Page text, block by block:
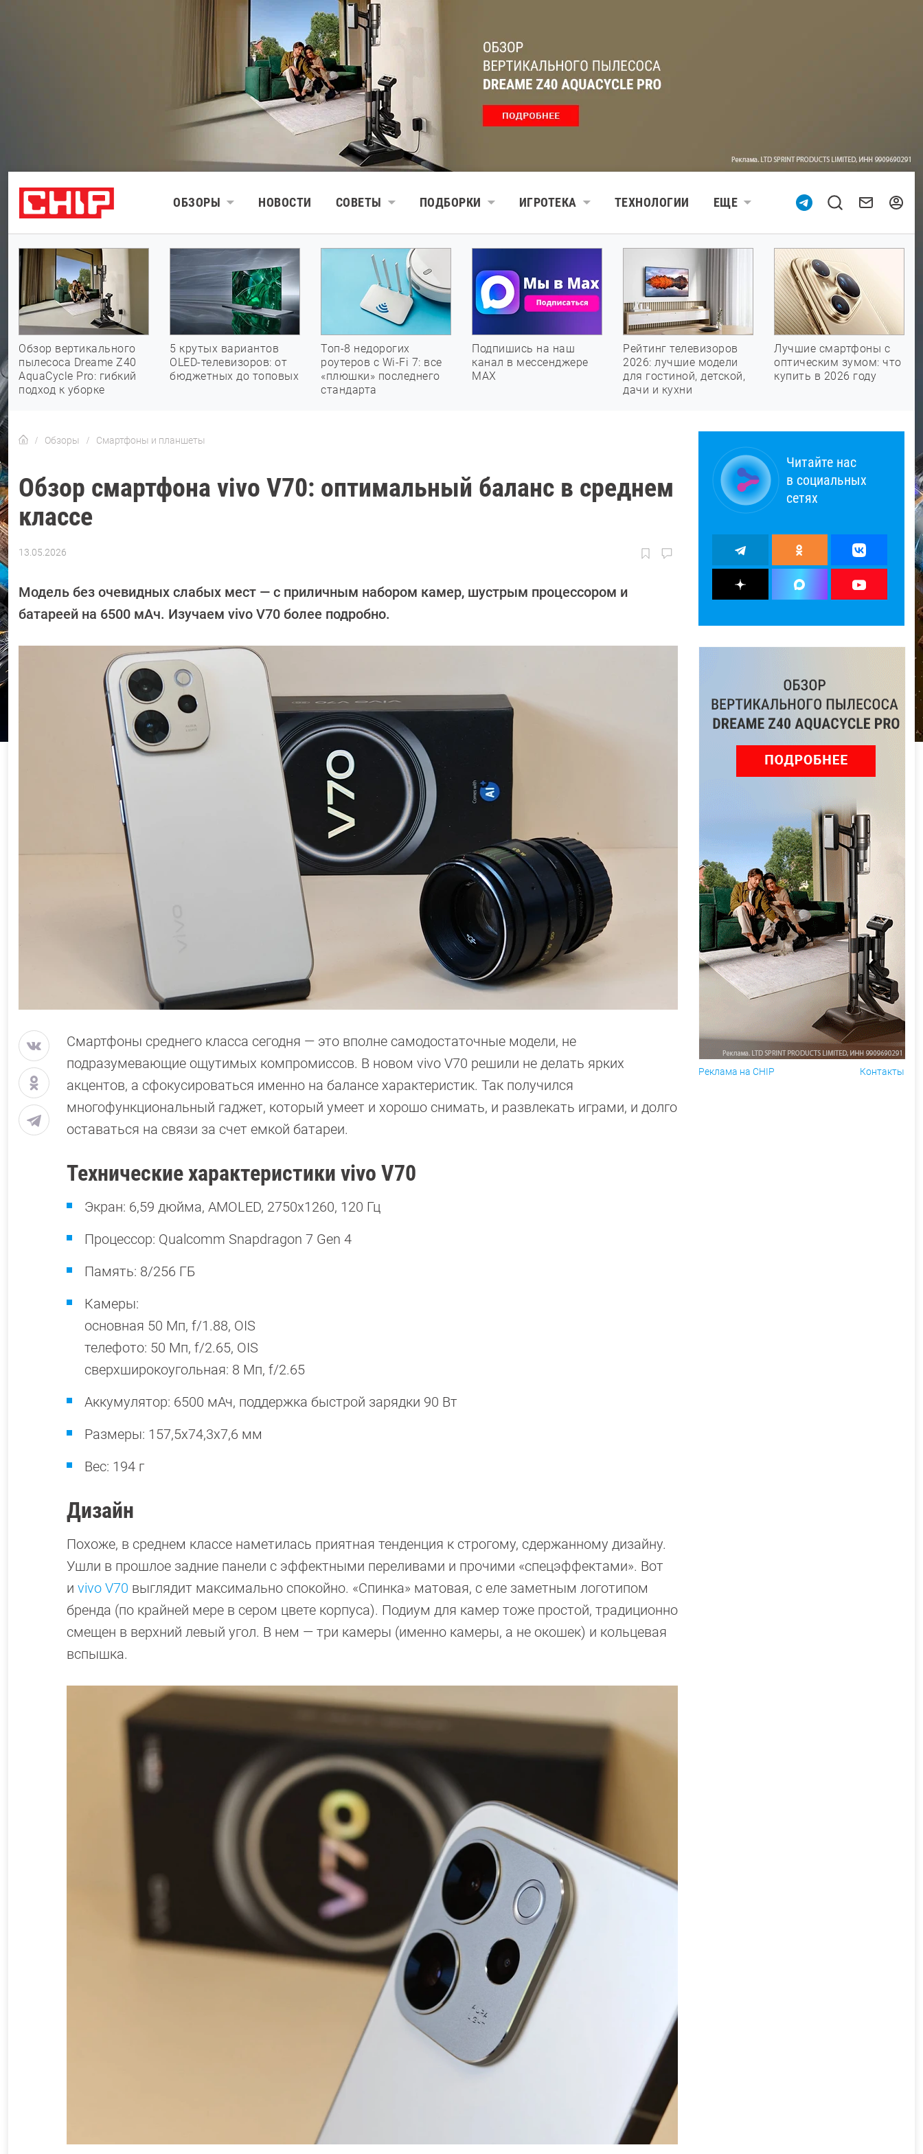
ОБЗОРЫ НОВОСТИ СОВЕТЫ ПОДБОРКИ ИГРОТЕКА ТЕХНОЛОГИИ ЕЩЕ
Обзор вертикального
пылесоса Dreame Z40
AquaCycle Pro: гибкий
подход к уборке
5 крутых вариантов
OLED-телевизоров: от
бюджетных до топовых
Топ-8 недорогих
роутеров с Wi-Fi 7: все
«плюшки» последнего
стандарта
Подпишись на наш
канал в мессенджере
МАХ
Рейтинг телевизоров
2026: лучшие модели
для гостиной, детской,
дачи и кухни
Лучшие смартфоны с
оптическим зумом: что
купить в 2026 году
Обзоры Смартфоны и планшеты
Обзор смартфона vivo V70: оптимальный баланс в среднем
классе
13.05.2026
Иванов
Модель без очевидных слабых мест — с приличным набором камер, шустрым процессором и
батареей на 6500 мАч. Изучаем vivo V70 более подробно.
Смартфоны среднего класса сегодня — это вполне самодостаточные модели, не
подразумевающие ощутимых компромиссов. В новом vivo V70 решили не делать ярких
акцентов, а сфокусироваться именно на балансе характеристик. Так получился
многофункциональный гаджет, который умеет и хорошо снимать, и развлекать играми, и долго
оставаться на связи за счет емкой батареи.
Технические характеристики vivo V70
Экран: 6,59 дюйма, AMOLED, 2750х1260, 120 Гц
Процессор: Qualcomm Snapdragon 7 Gen 4
Память: 8/256 ГБ
Камеры:
основная 50 Мп, f/1.88, OIS
телефото: 50 Мп, f/2.65, OIS
сверхширокоугольная: 8 Мп, f/2.65
Аккумулятор: 6500 мАч, поддержка быстрой зарядки 90 Вт
Размеры: 157,5х74,3х7,6 мм
Вес: 194 г
Дизайн
Похоже, в среднем классе наметилась приятная тенденция к строгому, сдержанному дизайну.
Ушли в прошлое задние панели с эффектными переливами и прочими «спецэффектами». Вот
и vivo V70 выглядит максимально спокойно. «Спинка» матовая, с еле заметным логотипом
бренда (по крайней мере в сером цвете корпуса). Подиум для камер тоже простой, традиционно
смещен в верхний левый угол. В нем — три камеры (именно камеры, а не окошек) и кольцевая
вспышка.
Читайте нас
в социальных
сетях
Реклама на CHIP Контакты